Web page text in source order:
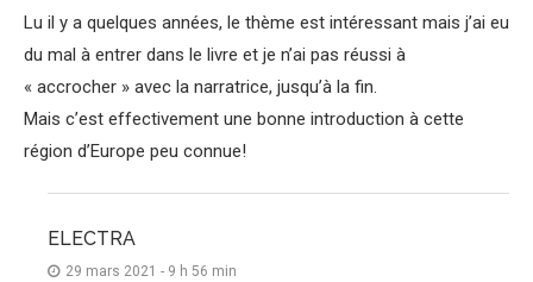
Lu il y a quelques années, le thème est intéressant mais j’ai eu
du mal à entrer dans le livre et je n’ai pas réussi à
« accrocher » avec la narratrice, jusqu’à la fin.
Mais c’est effectivement une bonne introduction à cette
région d’Europe peu connue!
ELECTRA
29 mars 2021 - 9 h 56 min